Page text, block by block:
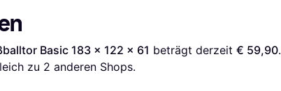
Basic 183 x 122 x 61 beträgt derzeit € 59,90.
zu 2 anderen Shops.